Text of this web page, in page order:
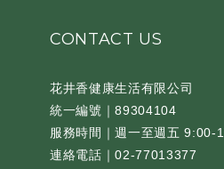
CONTACT US
花井香健康生活有限公司
統一編號｜89304104
服務時間｜週一至週五 9:00-
連絡電話｜02-77013377